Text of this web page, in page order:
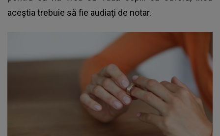
aceştia trebuie să fie audiaţi de notar.